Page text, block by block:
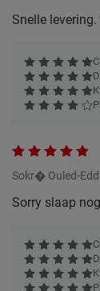
Snelle
Sokr� Ouled-
Sorry slaap nog